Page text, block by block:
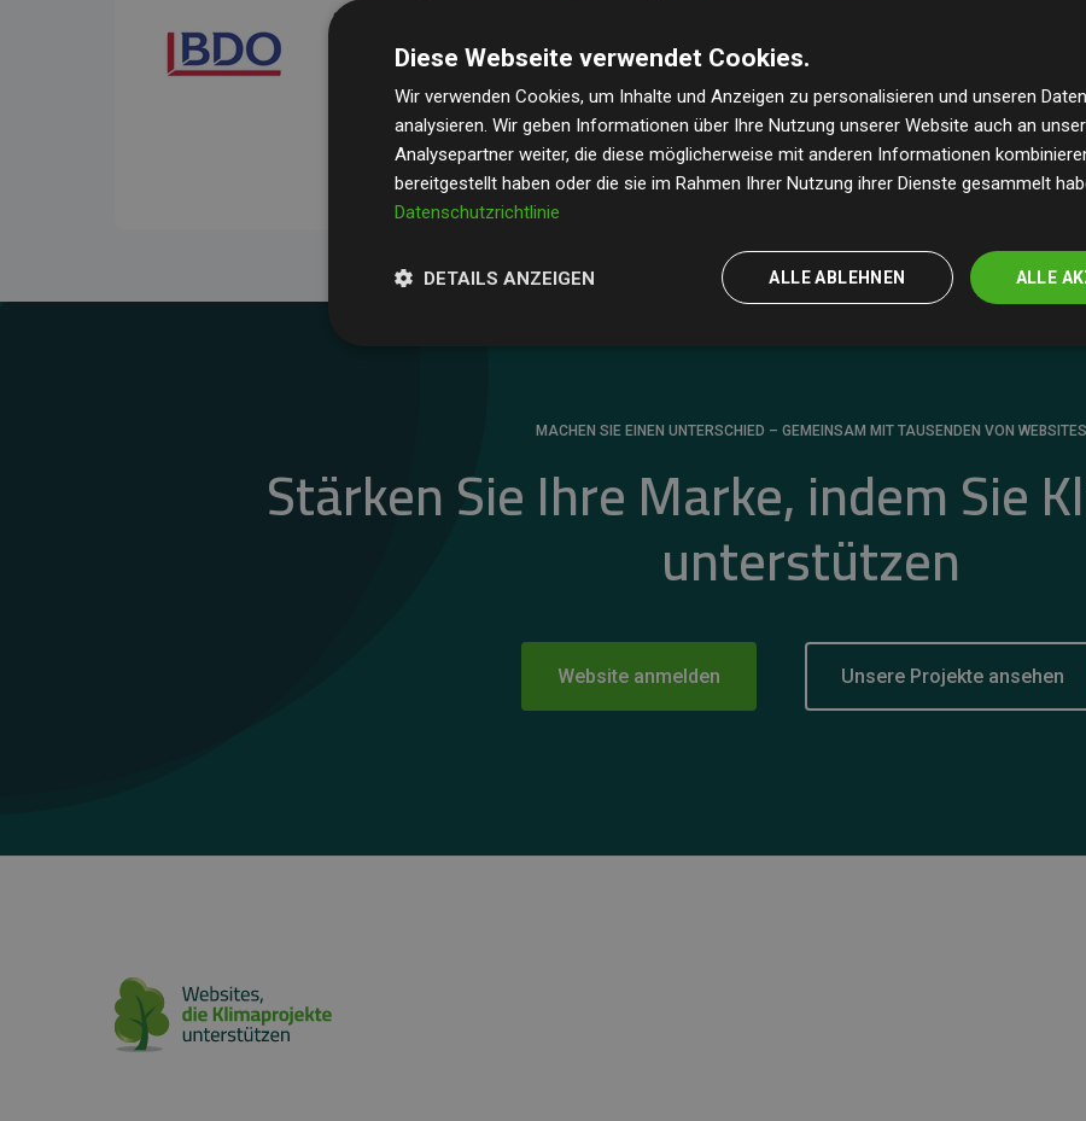
sicherzustellen.
Ihre Prüfungen belegen, dass unsere Investitionen in Klimaschutzprojekte im
Durchschnitt200 % der geschätzten CO₂-Emissionender teilnehmenden
Websites kompensieren – ein klarer Nachweis für die messbare Klimawirkung
unseres Ansatzes.
MACHEN SIE EINEN UNTERSCHIED – GEMEINSAM MIT TAUSENDEN VON WEBSITES
Stärken Sie Ihre Marke, indem Sie
unterstützen
Website anmelden Unsere Projekte ansehen
Diese Webseite verwendet Cookies.
Wir verwenden Cookies, um Inhalte und Anzeigen zu personalisieren und unseren
analysieren. Wir geben Informationen über Ihre Nutzung unserer Website auch an
Analysepartner weiter, die diese möglicherweise mit anderen Informationen
bereitgestellt haben oder die sie im Rahmen Ihrer Nutzung ihrer Dienste gesammelt
Datenschutzrichtlinie
ALLE
ALLE ABLEHNEN
DETAILS ANZEIGEN